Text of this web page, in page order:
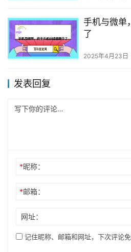
手机与微单
了
2025年4月23日
发表回复
*昵称：
*邮箱：
网址：
记住昵称、邮箱和网址，下次评论